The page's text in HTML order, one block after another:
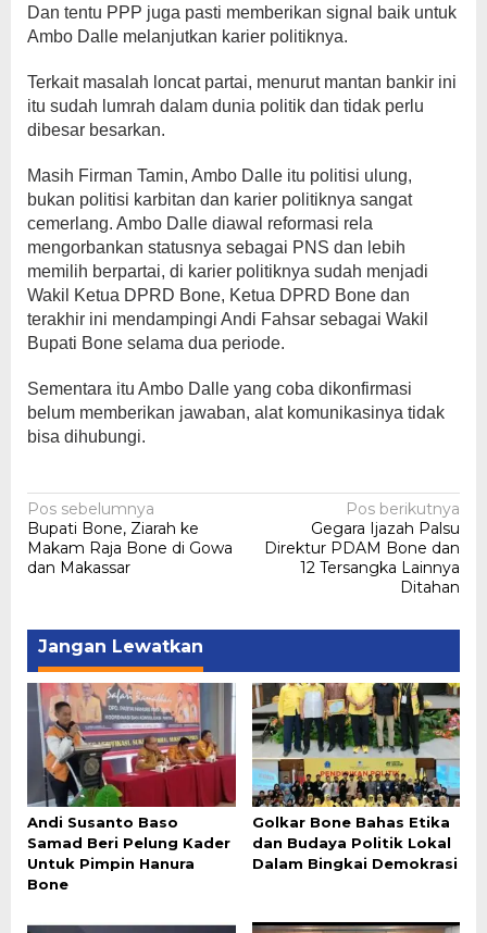
Dan tentu PPP juga pasti memberikan signal baik untuk
Ambo Dalle melanjutkan karier politiknya.
Terkait masalah loncat partai, menurut mantan bankir ini
itu sudah lumrah dalam dunia politik dan tidak perlu
dibesar besarkan.
Masih Firman Tamin, Ambo Dalle itu politisi ulung,
bukan politisi karbitan dan karier politiknya sangat
cemerlang. Ambo Dalle diawal reformasi rela
mengorbankan statusnya sebagai PNS dan lebih
memilih berpartai, di karier politiknya sudah menjadi
Wakil Ketua DPRD Bone, Ketua DPRD Bone dan
terakhir ini mendampingi Andi Fahsar sebagai Wakil
Bupati Bone selama dua periode.
Sementara itu Ambo Dalle yang coba dikonfirmasi
belum memberikan jawaban, alat komunikasinya tidak
bisa dihubungi.
Navigasi
pos
Pos sebelumnya
Bupati Bone, Ziarah ke
Makam Raja Bone di Gowa
dan Makassar
Pos berikutnya
Gegara Ijazah Palsu
Direktur PDAM Bone dan
12 Tersangka Lainnya
Ditahan
Jangan Lewatkan
Andi Susanto Baso
Samad Beri Pelung Kader
Untuk Pimpin Hanura
Bone
Golkar Bone Bahas Etika
dan Budaya Politik Lokal
Dalam Bingkai Demokrasi